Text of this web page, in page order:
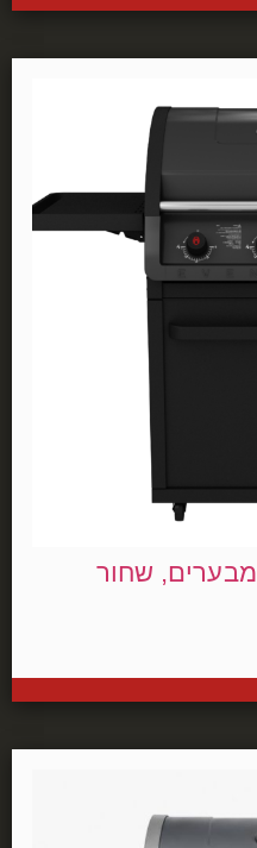
גריל גז קולמן גלקסי 3 מבערים, שחור